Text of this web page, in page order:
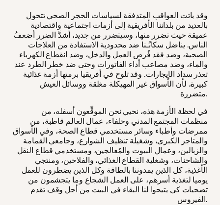
وقد باتت العواقب المتدفقة لسياسات الحجر الصحي تتحول
بالعديد من بلداننا الأفريقية إلى أزمات اجتماعية واقتصادية
عميقة حيث تضرر منها، وسيتضرر من جديد، أشدَّ الضرر أضعفُ
الناس. يناضل سكانُـنا ضد محدودية الاستفادة من العلاجات
الصحية، وضد فقد فُرص العمل والدخل، وضد انقطاع الكهرباء
والماء، وضد مصاعب أداء الفاتورات وحتى ضد خطر الطرد عند
تعذر سداد الإيجارات. وقد تلوح في أفريقيا برمتها أزمة غذائية
كبيرة، لأن الأسواق غير المهيكلة مغلقة ووسائل العيش
متضررة.
في لحظة الأزمة هذه، نحيي نحن الموقِّعون أسفله، من
منظمات المجتمع المدني وحلفاء، عمال العالم قاطبة، من
ممرضات وأطباء وسائر مستخدمي قطاع الصحة، وفي الأسواق
والمتاجر الكبرى، وشغيلة تنظيف الشوارع، وجامعي القمامة
والزبالين، وعمال البيوت والمُعالجين، ومستخدمي قطاع النقل
والشاحنات، وشغلية القطاع الغذائي، والفلاحين، ومنتجي
الأغذية، كل الذين يمدوننا بالطاقة وكل الذين يضطرون للعمل
يوميا لتغذية أسرهم، على العمل الشجاع وما يتجشمون من
تضحيات كي يتيحوا لنا البقاء في البيت من أجل وقف تقدم
الفيروس.